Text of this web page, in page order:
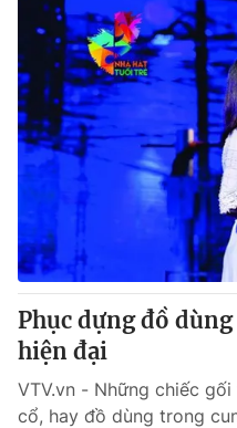
Video
VTV Money
VTV Sức khoẻ
Thị trường 24h
VTV4
VTV9
Liên hệ tòa soạn
Phục dựng đồ
hiện đại
VTV.vn - Những chiếc
cổ, hay đồ dùng trong